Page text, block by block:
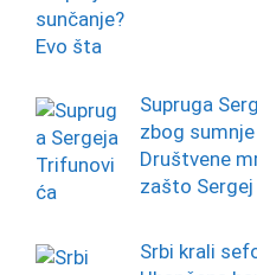
Supruga
zbog sumnje
Društvene
zašto Sergej
Srbi krali